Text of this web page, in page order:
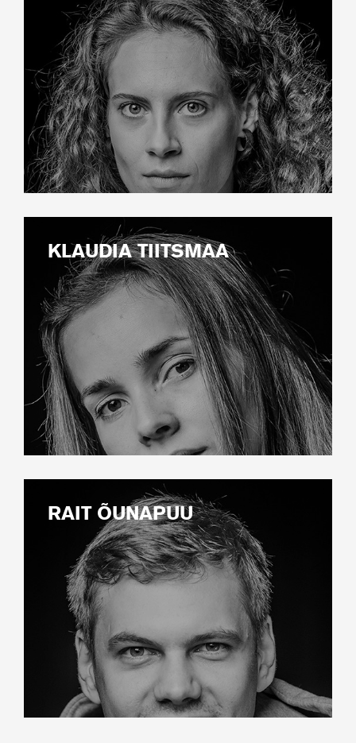
KLAUDIA TIITSMAA
RAIT ÕUNAPUU